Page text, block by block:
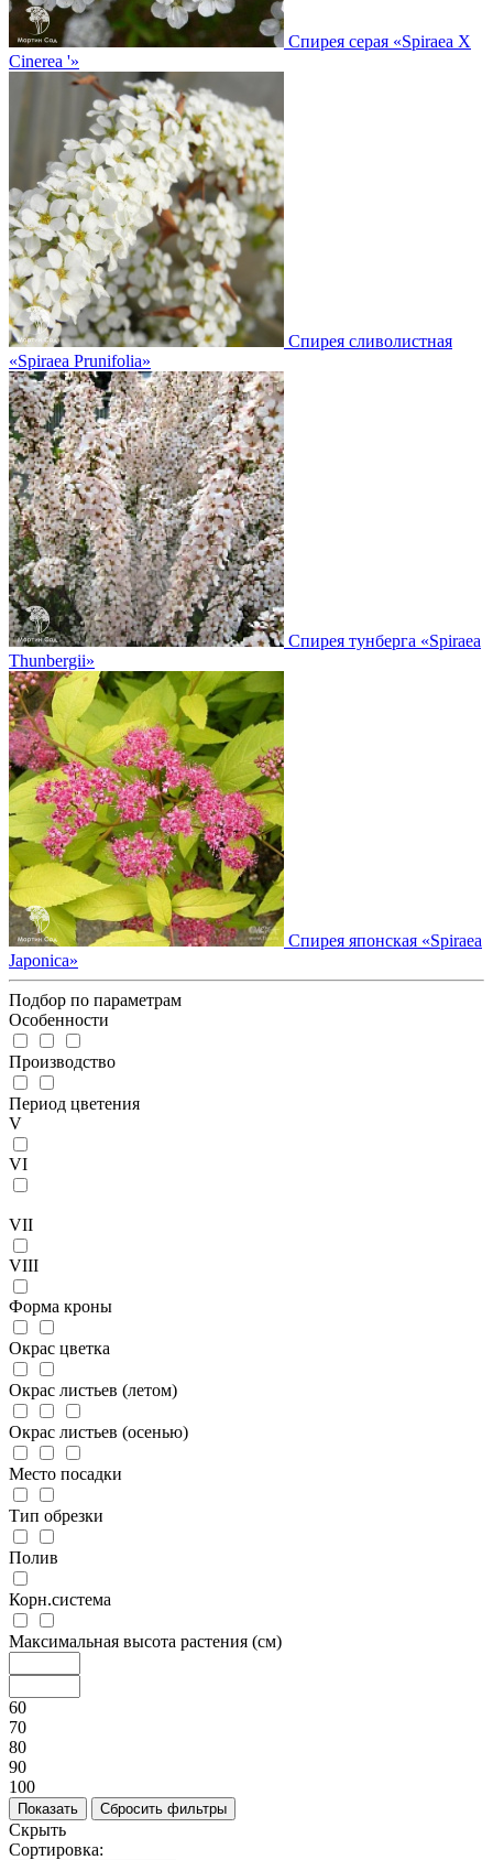
Спирея серая «Spiraea X
Cinerea '»
Спирея сливолистная
«Spiraea Prunifolia»
Спирея тунберга «Spiraea
Thunbergii»
Спирея японская «Spiraea
Japonica»
Подбор по параметрам
Особенности
Производство
Период цветения
V
VI
VII
VIII
Форма кроны
Окрас цветка
Окрас листьев (летом)
Окрас листьев (осенью)
Место посадки
Тип обрезки
Полив
Корн.система
Максимальная высота растения (см)
60
70
80
90
100
Скрыть
Сортировка: